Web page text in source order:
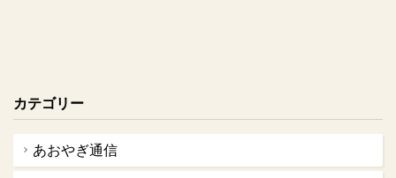
カテゴリー
あおやぎ通信